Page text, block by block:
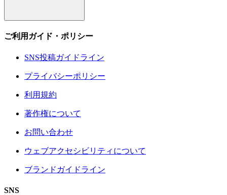
ご利用ガイド・ポリシー
SNS投稿ガイドライン
プライバシーポリシー
利用規約
著作権について
お問い合わせ
ウェブアクセシビリティについて
ブランドガイドライン
SNS